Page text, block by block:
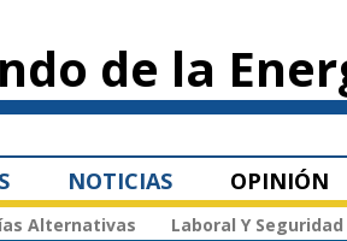
principal
de la
NOTICIAS OPINIÓN
Alternativas Laboral Y Seguridad